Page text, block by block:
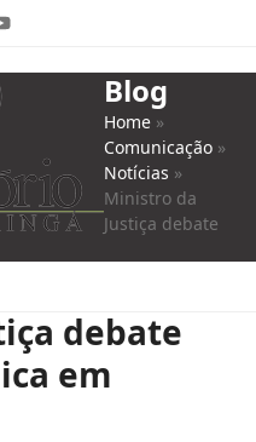
YouTube
Blog
Home »
Comunicação »
Notícias »
Ministro da
Justiça debate
debate
em